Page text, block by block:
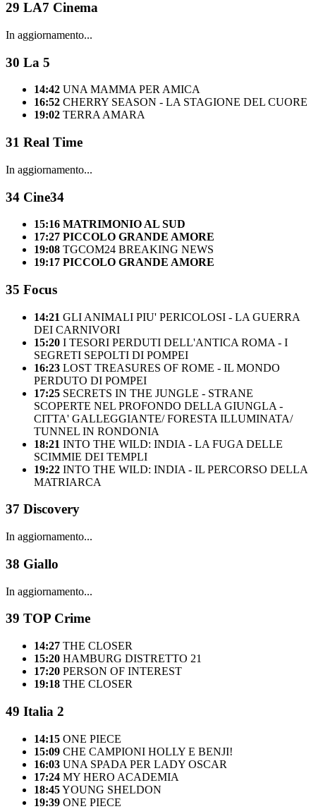
29 LA7 Cinema
In aggiornamento...
30 La 5
14:42 UNA MAMMA PER AMICA
16:52 CHERRY SEASON - LA STAGIONE DEL CUORE
19:02 TERRA AMARA
31 Real Time
In aggiornamento...
34 Cine34
15:16 MATRIMONIO AL SUD
17:27 PICCOLO GRANDE AMORE
19:08 TGCOM24 BREAKING NEWS
19:17 PICCOLO GRANDE AMORE
35 Focus
14:21 GLI ANIMALI PIU' PERICOLOSI - LA GUERRA
DEI CARNIVORI
15:20 I TESORI PERDUTI DELL'ANTICA ROMA - I
SEGRETI SEPOLTI DI POMPEI
16:23 LOST TREASURES OF ROME - IL MONDO
PERDUTO DI POMPEI
17:25 SECRETS IN THE JUNGLE - STRANE
SCOPERTE NEL PROFONDO DELLA GIUNGLA -
CITTA' GALLEGGIANTE/ FORESTA ILLUMINATA/
TUNNEL IN RONDONIA
18:21 INTO THE WILD: INDIA - LA FUGA DELLE
SCIMMIE DEI TEMPLI
19:22 INTO THE WILD: INDIA - IL PERCORSO DELLA
MATRIARCA
37 Discovery
In aggiornamento...
38 Giallo
In aggiornamento...
39 TOP Crime
14:27 THE CLOSER
15:20 HAMBURG DISTRETTO 21
17:20 PERSON OF INTEREST
19:18 THE CLOSER
49 Italia 2
14:15 ONE PIECE
15:09 CHE CAMPIONI HOLLY E BENJI!
16:03 UNA SPADA PER LADY OSCAR
17:24 MY HERO ACADEMIA
18:45YOUNG SHELDON
19:39 ONE PIECE